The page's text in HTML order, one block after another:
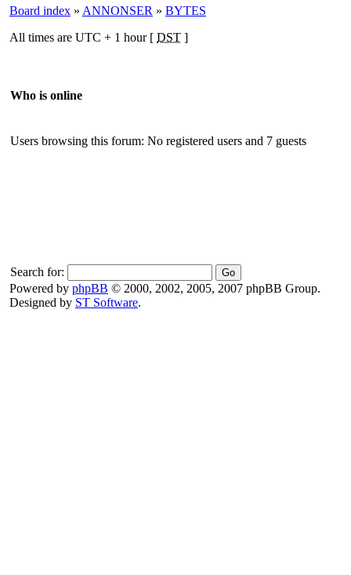
Board index » ANNONSER » BYTES
All times are UTC + 1 hour [ DST ]
Who is online
Users browsing this forum: No registered users and 7 guests
Search for:
Powered by phpBB © 2000, 2002, 2005, 2007 phpBB Group.
Designed by ST Software.